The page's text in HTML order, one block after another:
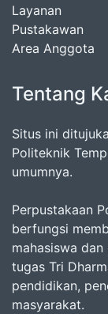
Layanan
Pustakawan
Area Anggota
Tentang
Situs ini
Politeknik
umumnya.
Perpustakaan
berfungsi
mahasiswa
tugas Tri
pendidikan,
masyarakat.